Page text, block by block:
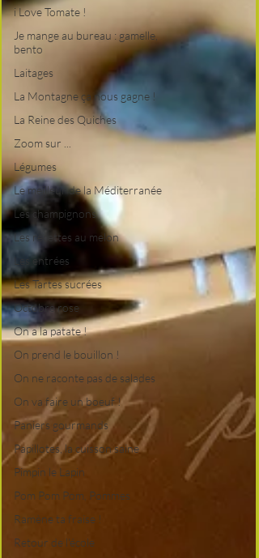
i Love Tomate !
Je mange au bureau : gamelle,
bento
Laitages
La Montagne ça nous gagne !
La Reine des Quiches
Zoom sur ...
Légumes
Le meilleur de la Méditerranée
Les champignons
Les recettes au melon
Les entrées
Les Tartes sucrées
Octobre rose
On a la patate !
On prend le bouillon !
On ne raconte pas de salades
On va faire un boeuf !
Paniers gourmands
Papillotes, la cuisson saine
Pimpin le Lapin
Pom Pom Pom, Pommes
Ramène ta fraise !
Retour de l'école